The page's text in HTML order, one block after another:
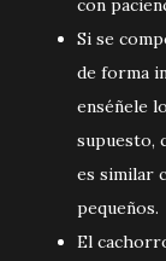
con
Si se
de forma
enséñele
supuesto,
es similar
pequeños.
El